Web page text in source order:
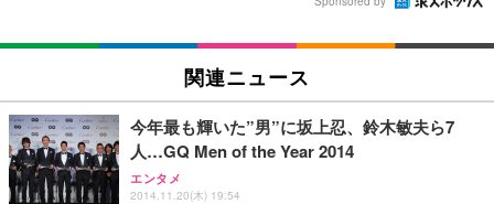
関連ニュース
今年最も輝いた”男”に坂上忍、鈴木敏夫ら7
人…GQ Men of the Year 2014
エンタメ
2014.11.20(木) 19:54